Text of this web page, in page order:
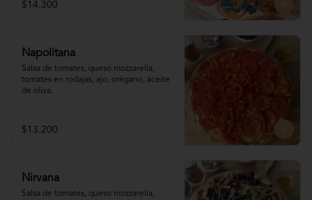
$14.300
Napolitana
Salsa de tomates, queso mozzarella,
tomates en rodajas, ajo, orégano, aceite
de oliva.
$13.200
Nirvana
Salsa de tomates, queso mozzarella,